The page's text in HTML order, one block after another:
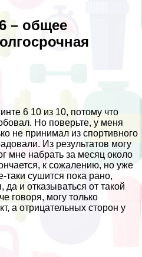
– общее
6 10 из 10, потому что
Но поверьте, у меня
не принимал из спортивного
Из результатов могу
мне набрать за месяц около
к сожалению, но уже
сушится пока рано,
и отказываться от такой
говоря, могу только
а отрицательных сторон у